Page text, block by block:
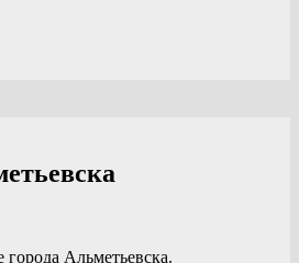
Альметьевска.